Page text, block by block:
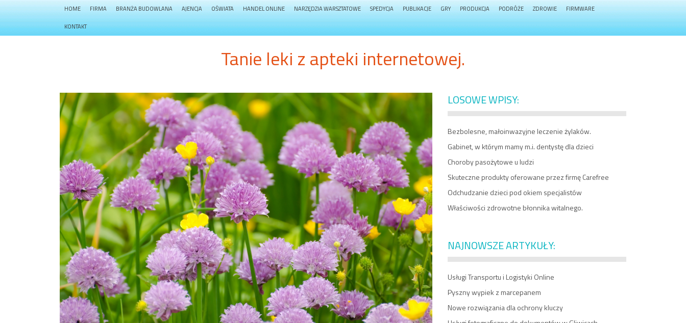
HOME FIRMA BRANŻA BUDOWLANA AJENCJA OŚWIATA HANDEL ONLINE NARZĘDZIA WARSZTATOWE SPEDYCJA PUBLIKACJE GRY PRODUKCJA PODRÓŻE ZDROWIE FIRMWARE
KONTAKT
Tanie leki z apteki internetowej.
LOSOWE WPISY:
Bezbolesne, małoinwazyjne leczenie żylaków.
Gabinet, w którym mamy m.i. dentystę dla dzieci
Choroby pasożytowe u ludzi
Skuteczne produkty oferowane przez firmę Carefree
Odchudzanie dzieci pod okiem specjalistów
Właściwości zdrowotne błonnika witalnego.
NAJNOWSZE ARTYKUŁY:
Usługi Transportu i Logistyki Online
Pyszny wypiek z marcepanem
Nowe rozwiązania dla ochrony kluczy